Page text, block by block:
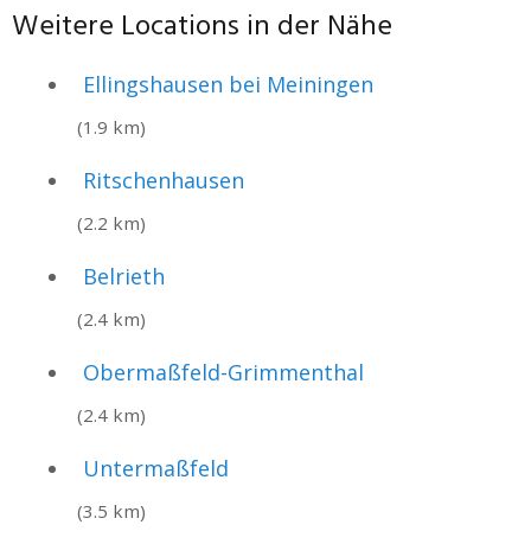
Weitere Locations in der Nähe
Ellingshausen bei Meiningen
(1.9 km)
Ritschenhausen
(2.2 km)
Belrieth
(2.4 km)
Obermaßfeld-Grimmenthal
(2.4 km)
Untermaßfeld
(3.5 km)